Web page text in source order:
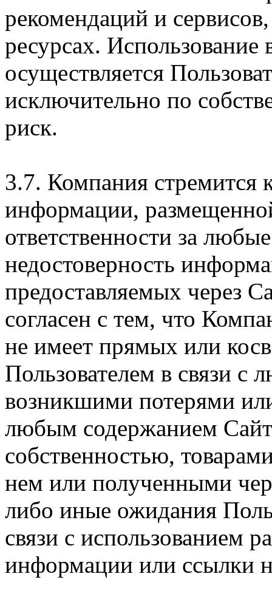
рекомендаций и
ресурсах.
осуществляется
исключительно по
риск.
3.7. Компания стремится
информации,
ответственности за
недостоверность
предоставляемых через
согласен с тем, что
не имеет прямых или
Пользователем в связи
возникшими потерями
любым содержанием
собственностью,
нем или полученными
либо иные ожидания
связи с использованием
информации или ссылки